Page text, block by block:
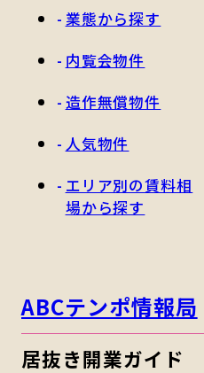
業態から探す
内覧会物件
造作無償物件
人気物件
エリア別の賃料相
場から探す
ABCテンポ情報局
居抜き開業ガイド